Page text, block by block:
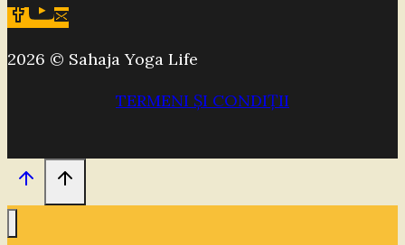
2026 © Sahaja Yoga Life
TERMENI ȘI CONDIȚII